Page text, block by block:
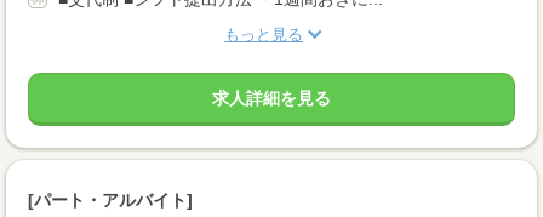
もっと見る
求人詳細を見る
[パート・アルバイト]